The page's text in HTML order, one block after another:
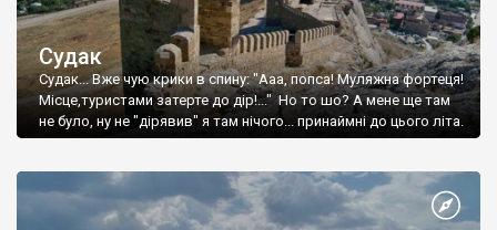
Судак
Судак... Вже чую крики в спину: "Ааа, попса! Муляжна фортеця!
Місце,туристами затерте до дір!..." Но то шо? А мене ще там
не було, ну не "дірявив" я там нічого... принаймні до цього літа.